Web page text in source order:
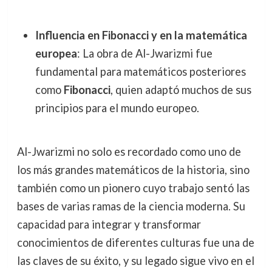
Influencia en Fibonacci y en la matemática
europea: La obra de Al-Jwarizmi fue
fundamental para matemáticos posteriores
como Fibonacci, quien adaptó muchos de sus
principios para el mundo europeo.
Al-Jwarizmi no solo es recordado como uno de
los más grandes matemáticos de la historia, sino
también como un pionero cuyo trabajo sentó las
bases de varias ramas de la ciencia moderna. Su
capacidad para integrar y transformar
conocimientos de diferentes culturas fue una de
las claves de su éxito, y su legado sigue vivo en el